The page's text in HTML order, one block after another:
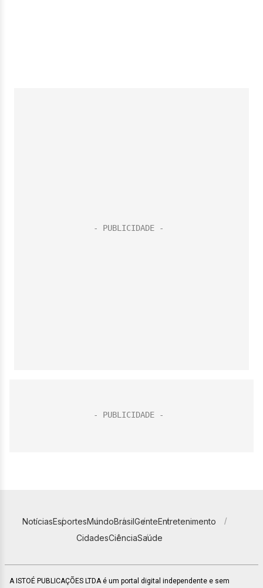
NotíciasEsportesMundoBrasilGenteEntretenimento
CidadesCiênciaSaúde
A ISTOÉ PUBLICAÇÕES LTDA é um portal digital independente e sem